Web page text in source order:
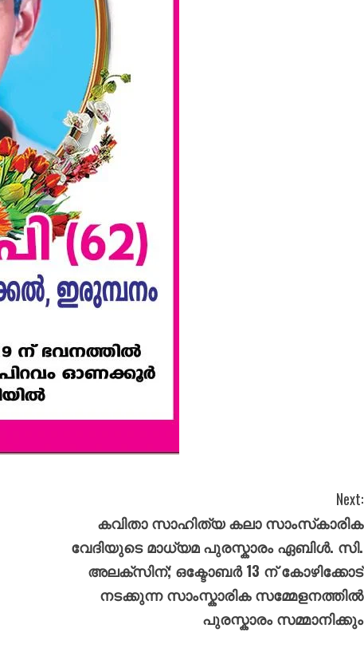
Next:
കവിതാ സാഹിത്യ കലാ സാംസ്‌കാരിക
വേദിയുടെ മാധ്യമ പുരസ്കാരം ഏബിൾ. സി.
അലക്സിന്; ഒക്ടോബർ 13 ന് കോഴിക്കോട്
നടക്കുന്ന സാംസ്കാരിക സമ്മേളനത്തിൽ
പുരസ്കാരം സമ്മാനിക്കും